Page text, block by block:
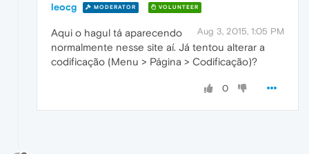
leocg MODERATOR VOLUNTEER
Aug 3, 2015, 1:05 PM
Aqui o hagul tá aparecendo
normalmente nesse site aí. Já tentou alterar a
codificação (Menu > Página > Codificação)?
0